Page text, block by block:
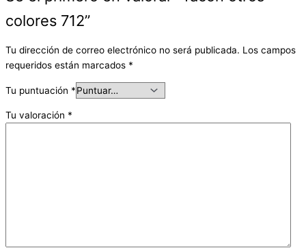
colores 712”
Tu dirección de correo electrónico no será publicada. Los campos
requeridos están marcados *
Tu puntuación *
Tu valoración *